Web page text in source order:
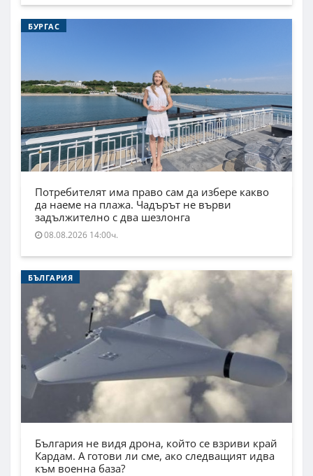
БУРГАС
Потребителят има право сам да избере какво
да наеме на плажа. Чадърът не върви
задължително с два шезлонга
08.08.2026 14:00ч.
БЪЛГАРИЯ
България не видя дрона, който се взриви край
Кардам. А готови ли сме, ако следващият идва
към военна база?